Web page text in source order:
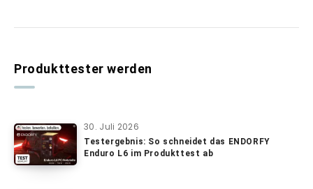
Produkttester werden
30. Juli 2026
Testergebnis: So schneidet das ENDORFY
Enduro L6 im Produkttest ab